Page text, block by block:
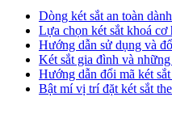
Dòng két sắt an toàn
Lựa chọn két sắt khoá cơ
Hướng dẫn sử dụng và
Két sắt gia đình và
Hướng dẫn đổi mã két
Bật mí vị trí đặt két sắt